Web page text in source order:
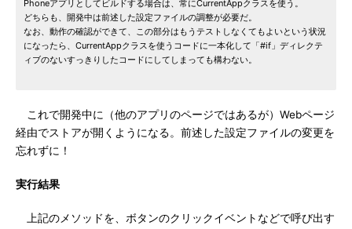
Phoneアプリとしてビルドする場合は、常にCurrentAppクラスを使う。
どちらも、開発中は前述した設定ファイルの調整が必要だ。
なお、動作の確認ができて、この部分はもうテストしなくてもよいという状況
になったら、CurrentAppクラスを使うコードに一本化して「#if」ディレクテ
ィブのないすっきりしたコードにしてしまっても構わない。
これで開発中に（他のアプリのページではあるが）Webページ
経由でストアが開くようになる。前述した設定ファイルの変更を
忘れずに！
実行結果
上記のメソッドを、ボタンのクリックイベントなどで呼び出す